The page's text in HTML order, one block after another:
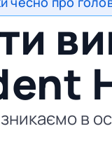
зникаємо